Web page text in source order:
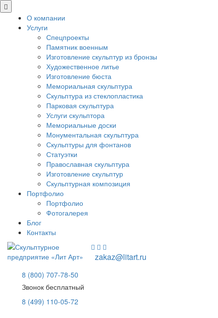
О компании
Услуги
Спецпроекты
Памятник военным
Изготовление скульптур из бронзы
Художественное литье
Изготовление бюста
Мемориальная скульптура
Скульптура из стеклопластика
Парковая скульптура
Услуги скульптора
Мемориальные доски
Монументальная скульптура
Скульптуры для фонтанов
Статуэтки
Православная скульптура
Изготовление скульптур
Скульптурная композиция
Портфолио
Портфолио
Фотогалерея
Блог
Контакты
zakaz@litart.ru
8 (800) 707-78-50
Звонок бесплатный
8 (499) 110-05-72